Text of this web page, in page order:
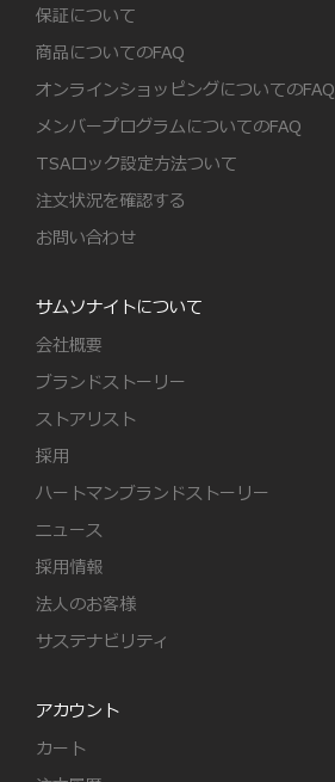
保証について
商品についてのFAQ
オンラインショッピングについてのFAQ
メンバープログラムについてのFAQ
TSAロック設定方法ついて
注文状況を確認する
お問い合わせ
サムソナイトについて
会社概要
ブランドストーリー
ストアリスト
採用
ハートマンブランドストーリー
ニュース
採用情報
法人のお客様
サステナビリティ
アカウント
カート